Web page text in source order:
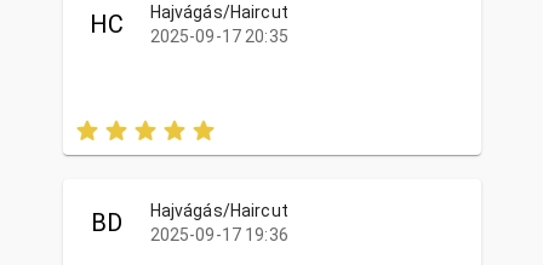
HC
Hajvágás/Haircut
2025-09-17 20:35
BD
Hajvágás/Haircut
2025-09-17 19:36